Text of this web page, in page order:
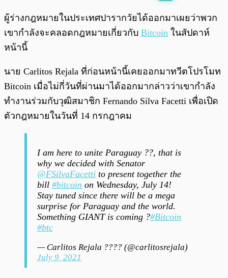
0:00
ผู้ร่างกฎหมายในประเทศปารากวัยได้ออกมาเผยว่าพวก
เขากำลังจะคลอดกฎหมายเกี่ยวกับ Bitcoin ในสัปดาห์
หน้านี้
นาย Carlitos Rejala ที่ก่อนหน้านี้เคยออกมาทวีตโปรโมท
Bitcoin เมื่อไม่กี่วันที่ผ่านมาได้ออกมากล่าวว่าเขากำลัง
ทำงานร่วมกับวุฒิสมาชิก Fernando Silva Facetti เพื่อเปิด
ตัวกฎหมายในวันที่ 14 กรกฎาคม
I am here to unite Paraguay ??, that is
why we decided with Senator
@FSilvaFacetti to present together the
bill #bitcoin on Wednesday, July 14!
Stay tuned since there will be a mega
surprise for Paraguay and the world.
Something GIANT is coming ?#Bitcoin
#btc
— Carlitos Rejala ???? (@carlitosrejala)
July 9, 2021